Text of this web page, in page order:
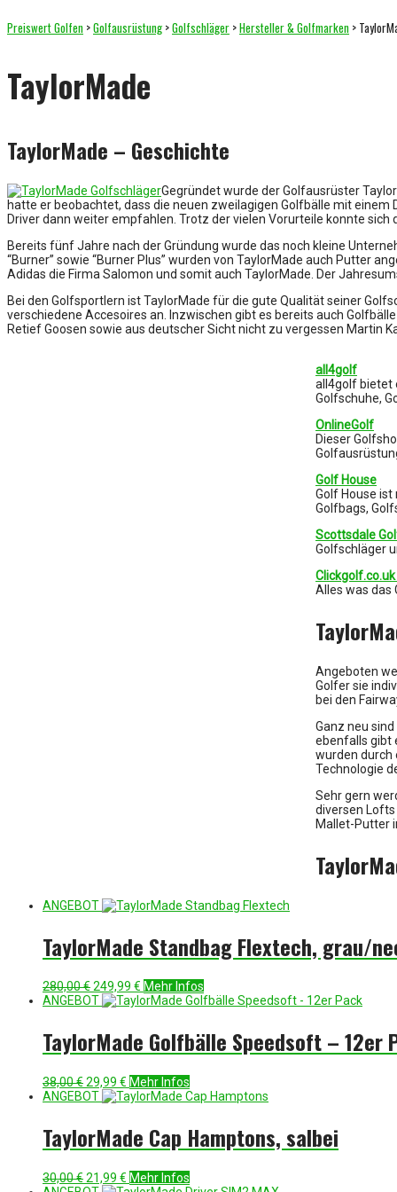
Preiswert Golfen >Golfausrüstung >Golfschläger >Hersteller & Golfmarken >
TaylorMade
TaylorMade – Geschichte
Gegründet wurde der Golfausrüster
hatte er beobachtet, dass die neuen zweilagigen Golfbälle mit
Driver dann weiter empfahlen. Trotz der vielen Vorurteile konnte
Bereits fünf Jahre nach der Gründung wurde das noch kleine
“Burner” sowie “Burner Plus” wurden von TaylorMade auch Putter
Adidas die Firma Salomon und somit auch TaylorMade. Der
Bei den Golfsportlern ist TaylorMade für die gute Qualität seiner
verschiedene Accesoires an. Inzwischen gibt es bereits auch
Retief Goosen sowie aus deutscher Sicht nicht zu vergessen Martin
all4golf
all4golf bietet
Golfschuhe,
OnlineGolf
Dieser
Golf House
Golf House
Golfbags,
Scottsdale
Golfschläger
Clickgolf.co.uk
Alles was das
Angeboten
Golfer sie
bei den
Ganz neu
ebenfalls gibt
wurden durch
Technologie
Sehr gern
diversen Lofts
Mallet-Putter
ANGEBOT
TaylorMade Standbag Flextech, grau/
280,00€Ursprünglicher
Preis
249,99 € Aktueller
Preis
Mehr Infos
ANGEBOT
TaylorMade Golfbälle Speedsoft – 12er
38,00€Ursprünglicher
Preis
29,99 € Aktueller
Preis
Mehr Infos
ANGEBOT
TaylorMade Cap Hamptons, salbei
30,00€Ursprünglicher
21,99 € Aktueller
Mehr Infos